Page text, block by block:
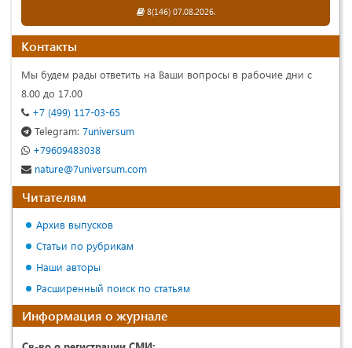
8(146) 07.08.2026.
Контакты
Мы будем рады ответить на Ваши вопросы в рабочие дни с
8.00 до 17.00
+7 (499) 117-03-65
Telegram: 7universum
+79609483038
nature@7universum.com
Читателям
Архив выпусков
Статьи по рубрикам
Наши авторы
Расширенный поиск по статьям
Информация о журнале